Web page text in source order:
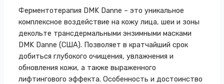
Ферментотерапия DMK Danne – это уникальное
комплексное воздействие на кожу лица, шеи и зоны
декольте трансдермальными энзимными масками
DMK Danne (США). Позволяет в кратчайший срок
добиться глубокого очищения, увлажнения и
обновления кожи, а также выраженного
лифтингового эффекта. Особенность и достоинство